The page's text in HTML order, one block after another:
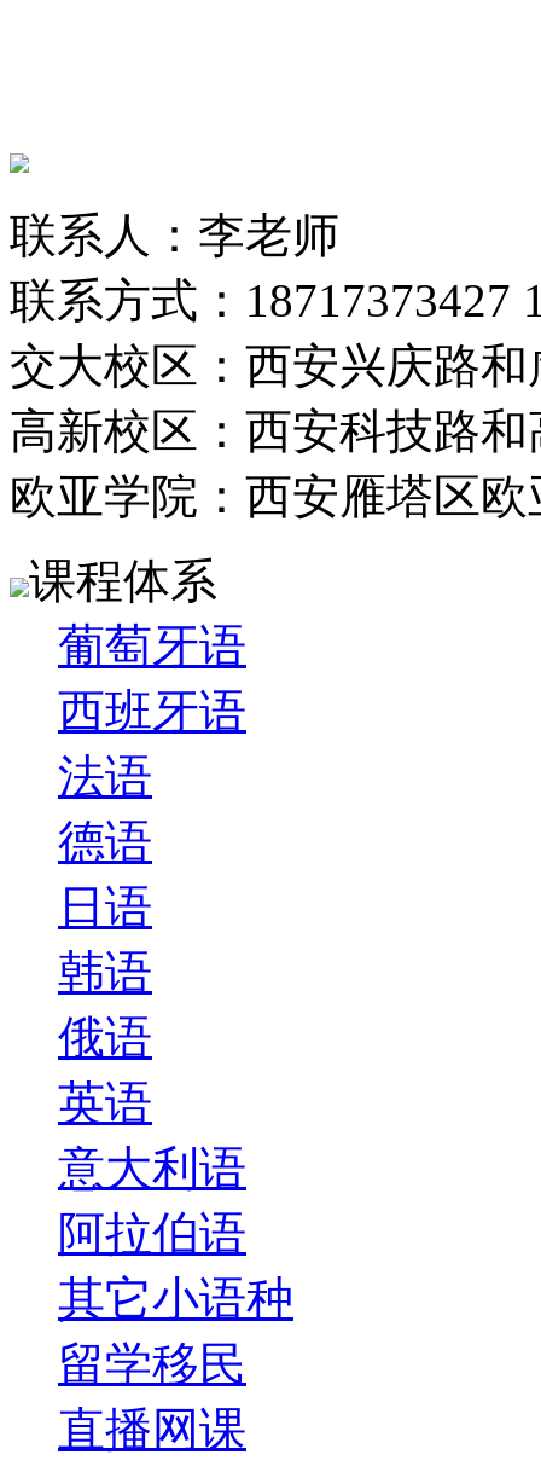
联系人：李老师
联系方式：18717373427
交大校区：西安兴庆路
高新校区：西安科技路
欧亚学院：西安雁塔区
课程体系
葡萄牙语
西班牙语
法语
德语
日语
韩语
俄语
英语
意大利语
阿拉伯语
其它小语种
留学移民
直播网课